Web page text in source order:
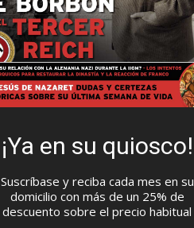
¡Ya en su quiosco!
Suscríbase y reciba cada mes en su
domicilio con más de un 25% de
descuento sobre el precio habitual